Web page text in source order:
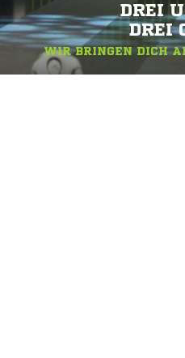
DREI
DREI
WIR BRINGEN DICH